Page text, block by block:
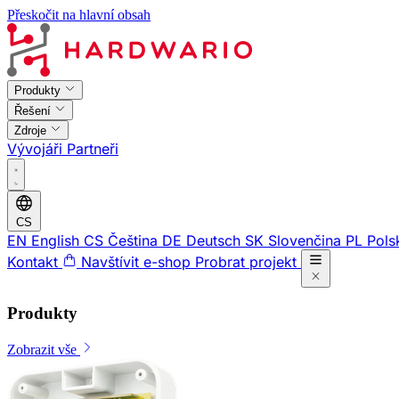
Přeskočit na hlavní obsah
Produkty
Řešení
Zdroje
Vývojáři Partneři
CS
EN English CS Čeština DE Deutsch SK Slovenčina PL
Kontakt
Navštívit e-shop Probrat projekt
Produkty
Zobrazit vše